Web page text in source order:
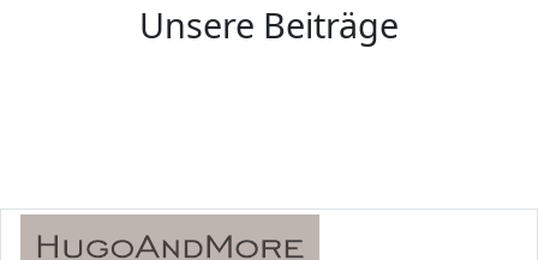
Unsere Beiträge